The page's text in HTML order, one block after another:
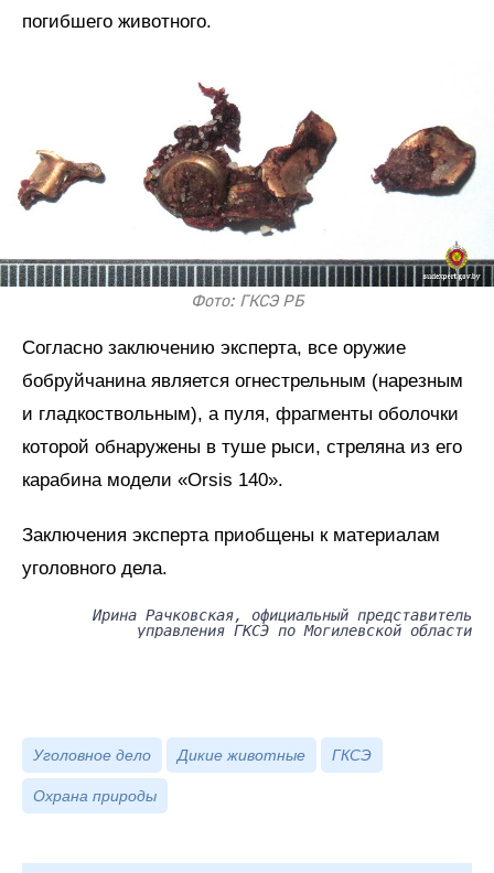
погибшего животного.
Фото: ГКСЭ РБ
Согласно заключению эксперта, все оружие
бобруйчанина является огнестрельным (нарезным
и гладкоствольным), а пуля, фрагменты оболочки
которой обнаружены в туше рыси, стреляна из его
карабина модели «Orsis 140».
Заключения эксперта приобщены к материалам
уголовного дела.
Ирина Рачковская, официальный представитель
управления ГКСЭ по Могилевской области
Уголовное дело Дикие животные ГКСЭ
Охрана природы